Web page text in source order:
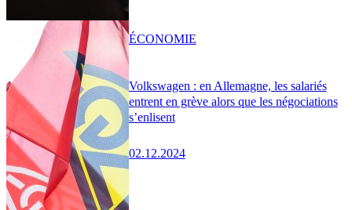
Volkswagen : en Allemagne, les salariés
entrent en grève alors que les négociations
s’enlisent
02.12.2024
ÉCONOMIE